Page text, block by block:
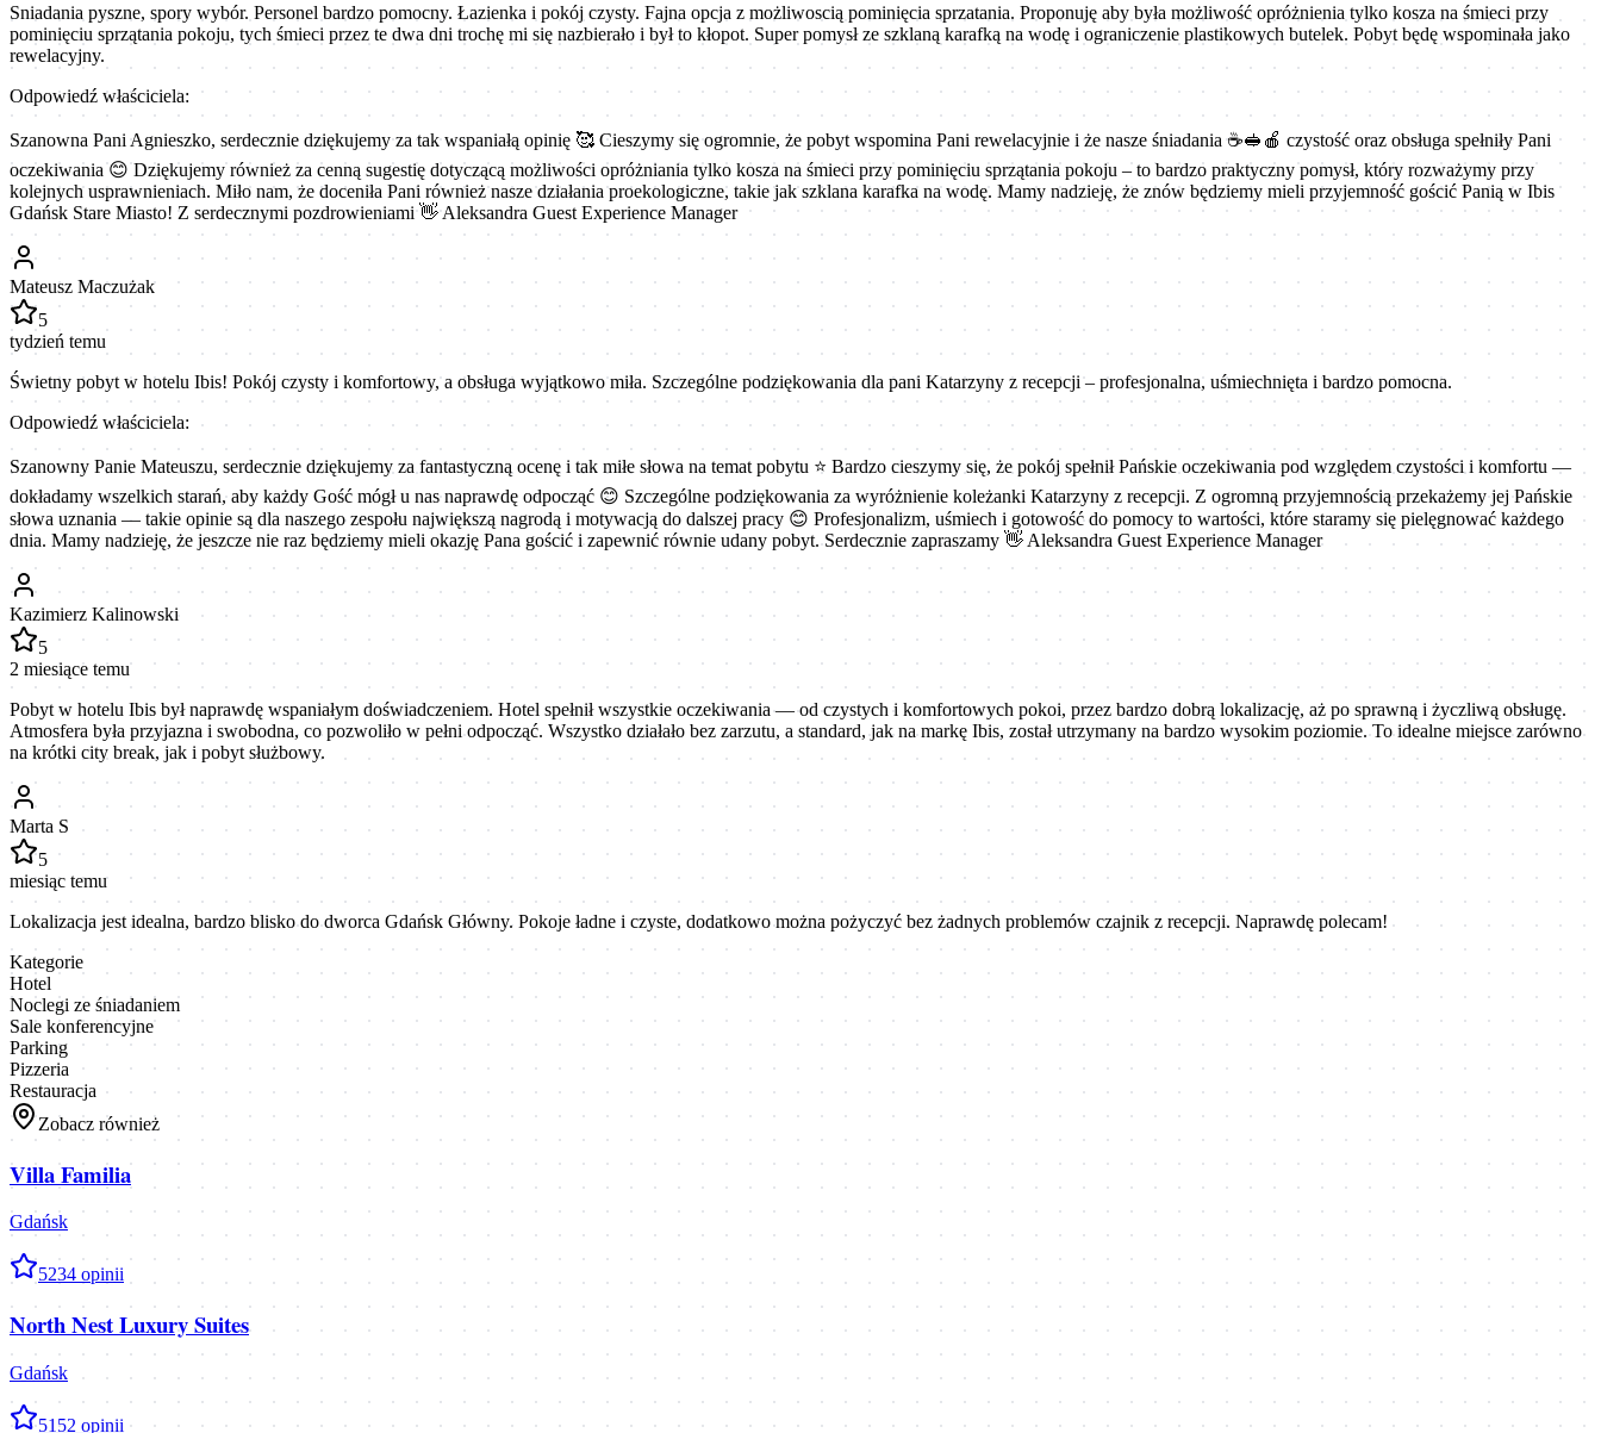
Sniadania pyszne, spory wybór. Personel bardzo pomocny. Łazienka i pokój czysty. Fajna opcja z możliwoscią pominięcia sprzatania. Proponuję aby była możliwość opróżnienia tylko kosza na śmieci przy
pominięciu sprzątania pokoju, tych śmieci przez te dwa dni trochę mi się nazbierało i był to kłopot. Super pomysł ze szklaną karafką na wodę i ograniczenie plastikowych butelek. Pobyt będę wspominała jako
rewelacyjny.
Odpowiedź właściciela:
Szanowna Pani Agnieszko, serdecznie dziękujemy za tak wspaniałą opinię 🥰 Cieszymy się ogromnie, że pobyt wspomina Pani rewelacyjnie i że nasze śniadania ☕🥪🍎 czystość oraz obsługa spełniły Pani
oczekiwania 😊 Dziękujemy również za cenną sugestię dotyczącą możliwości opróżniania tylko kosza na śmieci przy pominięciu sprzątania pokoju – to bardzo praktyczny pomysł, który rozważymy przy
kolejnych usprawnieniach. Miło nam, że doceniła Pani również nasze działania proekologiczne, takie jak szklana karafka na wodę. Mamy nadzieję, że znów będziemy mieli przyjemność gościć Panią w Ibis
Gdańsk Stare Miasto! Z serdecznymi pozdrowieniami 👋 Aleksandra Guest Experience Manager
Mateusz Maczużak
5
tydzień temu
Świetny pobyt w hotelu Ibis! Pokój czysty i komfortowy, a obsługa wyjątkowo miła. Szczególne podziękowania dla pani Katarzyny z recepcji – profesjonalna, uśmiechnięta i bardzo pomocna.
Odpowiedź właściciela:
Szanowny Panie Mateuszu, serdecznie dziękujemy za fantastyczną ocenę i tak miłe słowa na temat pobytu ⭐ Bardzo cieszymy się, że pokój spełnił Pańskie oczekiwania pod względem czystości i komfortu —
dokładamy wszelkich starań, aby każdy Gość mógł u nas naprawdę odpocząć 😊 Szczególne podziękowania za wyróżnienie koleżanki Katarzyny z recepcji. Z ogromną przyjemnością przekażemy jej Pańskie
słowa uznania — takie opinie są dla naszego zespołu największą nagrodą i motywacją do dalszej pracy 😊 Profesjonalizm, uśmiech i gotowość do pomocy to wartości, które staramy się pielęgnować każdego
dnia. Mamy nadzieję, że jeszcze nie raz będziemy mieli okazję Pana gościć i zapewnić równie udany pobyt. Serdecznie zapraszamy 👋 Aleksandra Guest Experience Manager
Kazimierz Kalinowski
5
2 miesiące temu
Pobyt w hotelu Ibis był naprawdę wspaniałym doświadczeniem. Hotel spełnił wszystkie oczekiwania — od czystych i komfortowych pokoi, przez bardzo dobrą lokalizację, aż po sprawną i życzliwą obsługę.
Atmosfera była przyjazna i swobodna, co pozwoliło w pełni odpocząć. Wszystko działało bez zarzutu, a standard, jak na markę Ibis, został utrzymany na bardzo wysokim poziomie. To idealne miejsce zarówno
na krótki city break, jak i pobyt służbowy.
Marta S
5
miesiąc temu
Lokalizacja jest idealna, bardzo blisko do dworca Gdańsk Główny. Pokoje ładne i czyste, dodatkowo można pożyczyć bez żadnych problemów czajnik z recepcji. Naprawdę polecam!
Kategorie
Hotel
Noclegi ze śniadaniem
Sale konferencyjne
Parking
Pizzeria
Restauracja
Zobacz również
Villa Familia
Gdańsk
5234 opinii
North Nest Luxury Suites
Gdańsk
5152 opinii